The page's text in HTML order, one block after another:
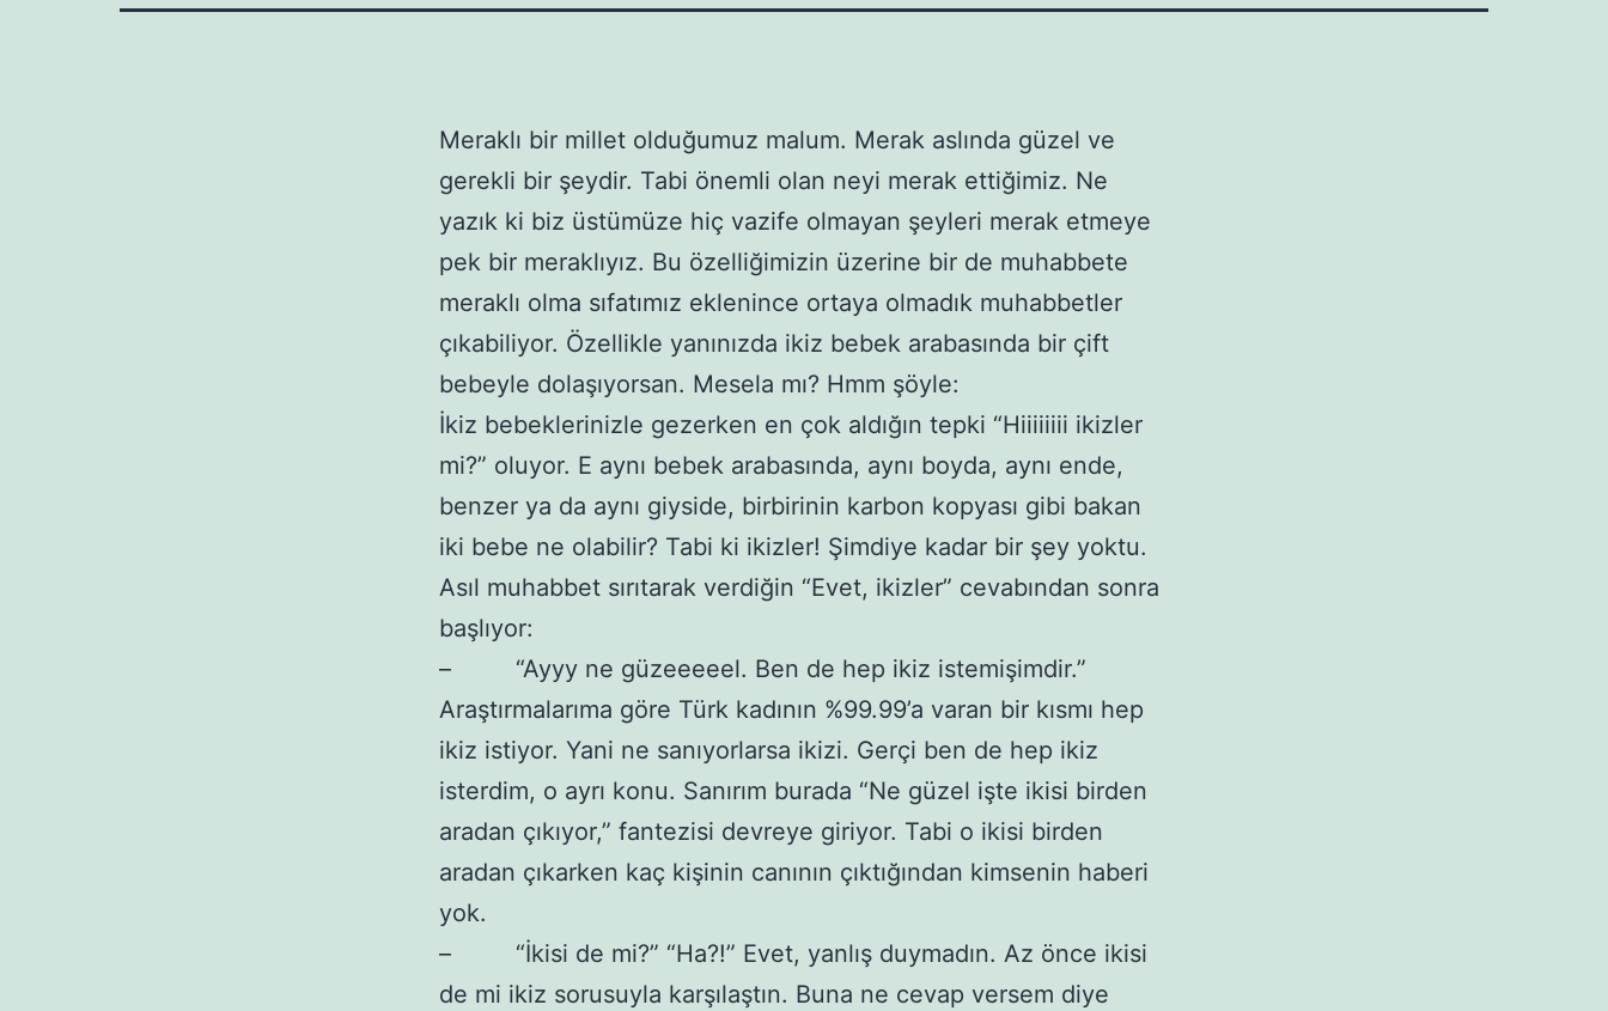
Meraklı bir millet olduğumuz malum. Merak aslında güzel ve
gerekli bir şeydir. Tabi önemli olan neyi merak ettiğimiz. Ne
yazık ki biz üstümüze hiç vazife olmayan şeyleri merak etmeye
pek bir meraklıyız. Bu özelliğimizin üzerine bir de muhabbete
meraklı olma sıfatımız eklenince ortaya olmadık muhabbetler
çıkabiliyor. Özellikle yanınızda ikiz bebek arabasında bir çift
bebeyle dolaşıyorsan. Mesela mı? Hmm şöyle:
İkiz bebeklerinizle gezerken en çok aldığın tepki “Hiiiiiiii ikizler
mi?” oluyor. E aynı bebek arabasında, aynı boyda, aynı ende,
benzer ya da aynı giyside, birbirinin karbon kopyası gibi bakan
iki bebe ne olabilir? Tabi ki ikizler! Şimdiye kadar bir şey yoktu.
Asıl muhabbet sırıtarak verdiğin “Evet, ikizler” cevabından sonra
başlıyor:
– “Ayyy ne güzeeeeel. Ben de hep ikiz istemişimdir.”
Araştırmalarıma göre Türk kadının %99.99’a varan bir kısmı hep
ikiz istiyor. Yani ne sanıyorlarsa ikizi. Gerçi ben de hep ikiz
isterdim, o ayrı konu. Sanırım burada “Ne güzel işte ikisi birden
aradan çıkıyor,” fantezisi devreye giriyor. Tabi o ikisi birden
aradan çıkarken kaç kişinin canının çıktığından kimsenin haberi
yok.
– “İkisi de mi?” “Ha?!” Evet, yanlış duymadın. Az önce ikisi
de mi ikiz sorusuyla karşılaştın. Buna ne cevap versem diye